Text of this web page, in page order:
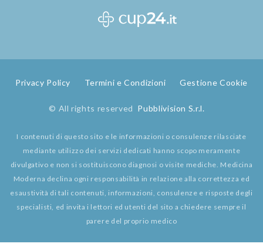
Privacy Policy Termini e Condizioni Gestione Cookie
© All rights reserved Pubblivision S.r.l.
I contenuti di questo sito e le informazioni o consulenze rilasciate
mediante utilizzo dei servizi dedicati hanno scopo meramente
divulgativo e non si sostituiscono diagnosi o visite mediche. Medicina
Moderna declina ogni responsabilità in relazione alla correttezza ed
esaustività di tali contenuti, informazioni, consulenze e risposte degli
specialisti, ed invita i lettori ed utenti del sito a chiedere sempre il
parere del proprio medico